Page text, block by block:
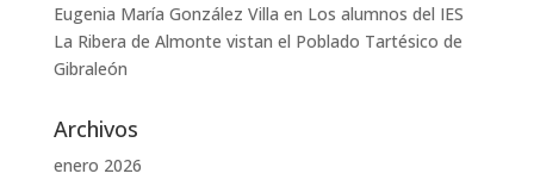
Eugenia María González Villa en Los alumnos del IES
La Ribera de Almonte vistan el Poblado Tartésico de
Gibraleón
Archivos
enero 2026